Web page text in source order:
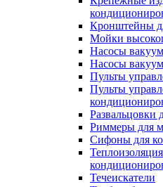
Кронштейны
Мойки
Насосы
Насосы
Пульты
Пульты
Развальцовки
Риммеры для
Сифоны для
Течеискатели